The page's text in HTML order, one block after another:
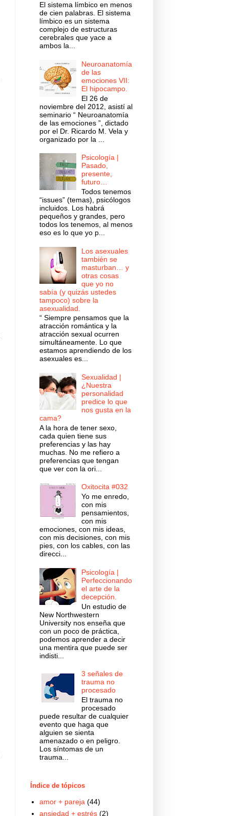
El sistema límbico en menos
de cien palabras. El sistema
límbico es un sistema
complejo de estructuras
cerebrales que yace a
ambos la...
Neuroanatomía
de las
emociones VII:
El hipocampo.
El 26 de
noviembre del 2012, asistí al
seminario “ Neuroanatomía
de las emociones ”, dictado
por el Dr. Ricardo M. Vela y
organizado por la ...
Psicología |
Pasado,
presente,
futuro…
Todos tenemos
“issues” (temas), psicólogos
incluidos. Los habrá
pequeños y grandes, pero
todos los tenemos, al menos
eso es lo que yo p...
Los asexuales
también se
masturban… y
otras cosas
que yo no
sabía (y quizás ustedes
tampoco) sobre la
asexualidad.
“ Siempre pensamos que la
atracción romántica y la
atracción sexual ocurren
simultáneamente. Lo que
estamos aprendiendo de los
asexuales es...
Sexualidad |
¿Nuestra
personalidad
predice lo que
nos gusta en la
cama?
A la hora de tener sexo,
cada quien tiene sus
preferencias y las hay
muchas. No me refiero a
preferencias que tengan
que ver con la ori...
Oxitocita #032
Yo me enredo,
con mis
pensamientos,
con mis
emociones, con mis ideas,
con mis decisiones, con mis
pies, con los cables, con las
direcci...
Psicología |
Perfeccionando
el arte de la
decepción.
Un estudio de
New Northwestern
University nos enseña que
con un poco de práctica,
podemos aprender a decir
una mentira que puede ser
indisti...
3 señales de
trauma no
procesado
El trauma no
procesado
puede resultar de cualquier
evento que haga que
alguien se sienta
amenazado o en peligro.
Los síntomas de un
trauma...
Índice de tópicos
amor + pareja (44)
ansiedad + estrés (2)